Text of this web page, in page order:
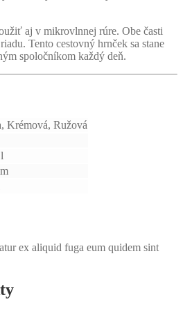
aj v mikrovlnnej rúre. Obe časti
Tento cestovný hrnček sa stane
spoločníkom každý deň.
Krémová, Ružová
ex aliquid fuga eum quidem sint